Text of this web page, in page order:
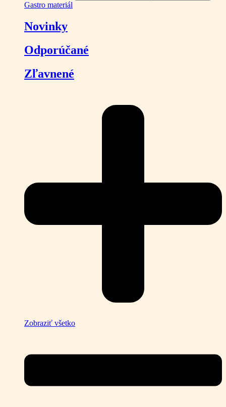
Gastro materiál
Novinky
Odporúčané
Zľavnené
Zobraziť všetko